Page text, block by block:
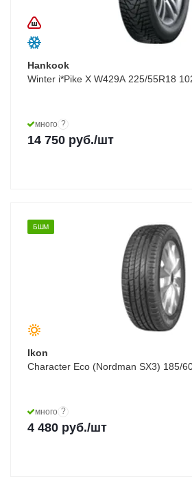
Hankook
Winter i*Pike X W429A 225/55R18
много ?
14 750 руб./шт
БШМ
Ikon
Character Eco (Nordman SX3) 185/
много ?
4 480 руб./шт